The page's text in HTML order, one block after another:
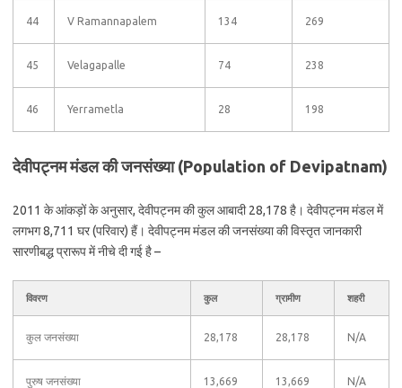
44 V Ramannapalem 134 269
45 Velagapalle 74 238
46 Yerrametla 28 198
देवीपट्नम मंडल की जनसंख्या (Population of Devipatnam)
2011 के आंकड़ों के अनुसार, देवीपट्नम की कुल आबादी 28,178 है। देवीपट्नम मंडल में
लगभग 8,711 घर (परिवार) हैं। देवीपट्नम मंडल की जनसंख्या की विस्तृत जानकारी
सारणीबद्ध प्रारूप में नीचे दी गई है –
विवरण कुल ग्रामीण शहरी
कुल जनसंख्या 28,178 28,178 N/A
पुरुष जनसंख्या 13,669 13,669 N/A